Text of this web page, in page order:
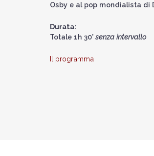
Osby e al pop mondialista di
Durata:
Totale 1h 30’senza intervallo
Il programma